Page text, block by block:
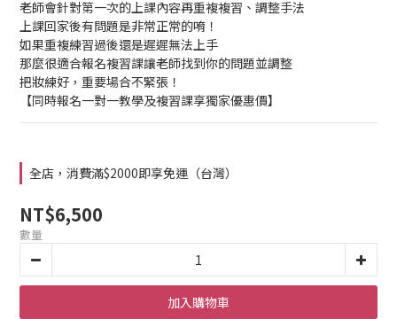
老師會針對第一次的上課內容再重複複習、調整手法
上課回家後有問題是非常正常的唷！
如果重複練習過後還是遲遲無法上手
那麼很適合報名複習課讓老師找到你的問題並調整
把妝練好，重要場合不緊張！
【同時報名一對一教學及複習課享獨家優惠價】
全店，消費滿$2000即享免運（台灣）
NT$6,500
數量
加入購物車